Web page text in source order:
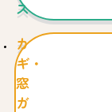
ス
カ
ギ・
窓
ガ